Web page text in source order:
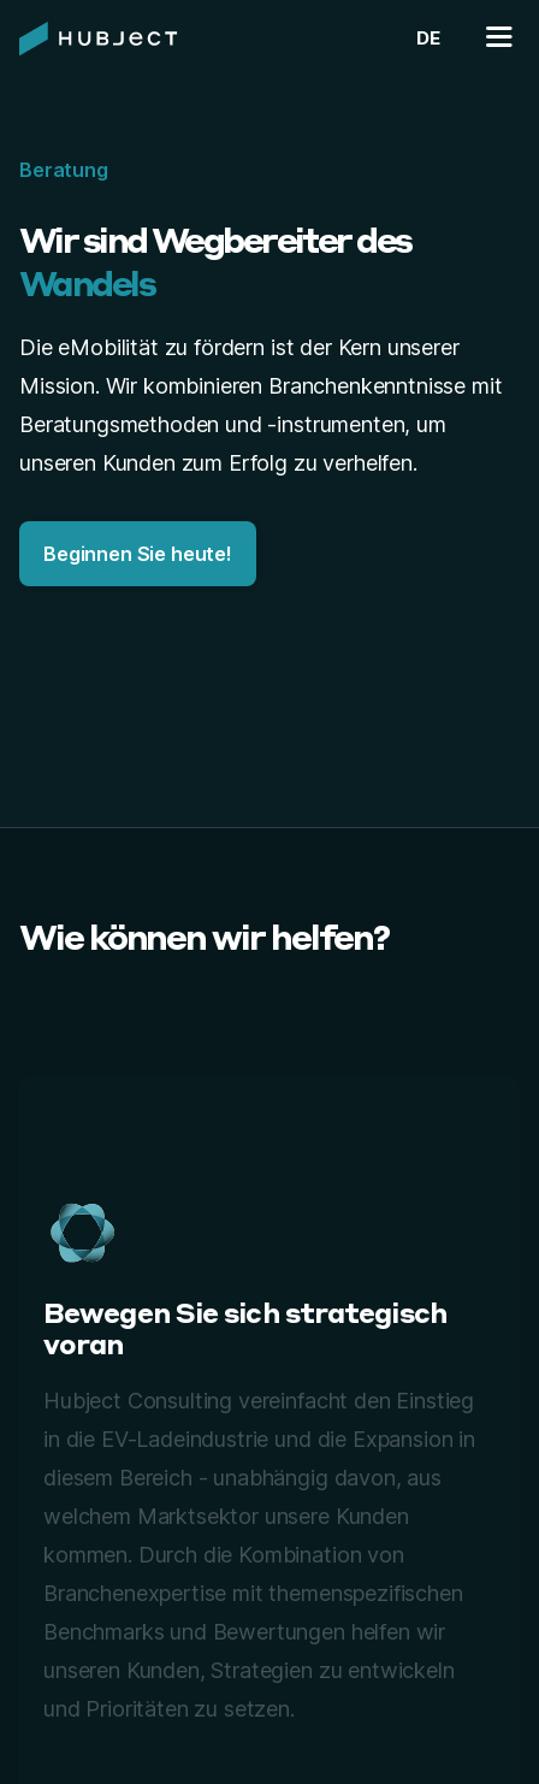
DE
Beratung
Wir sind Wegbereiter des
Wandels
Die eMobilität zu fördern ist der Kern unserer
Mission. Wir kombinieren Branchenkenntnisse mit
Beratungsmethoden und -instrumenten, um
unseren Kunden zum Erfolg zu verhelfen.
Beginnen Sie heute!
Wie können wir helfen?
Bewegen Sie sich strategisch
voran
Hubject Consulting vereinfacht den Einstieg
in die EV-Ladeindustrie und die Expansion in
diesem Bereich - unabhängig davon, aus
welchem Marktsektor unsere Kunden
kommen. Durch die Kombination von
Branchenexpertise mit themenspezifischen
Benchmarks und Bewertungen helfen wir
unseren Kunden, Strategien zu entwickeln
und Prioritäten zu setzen.